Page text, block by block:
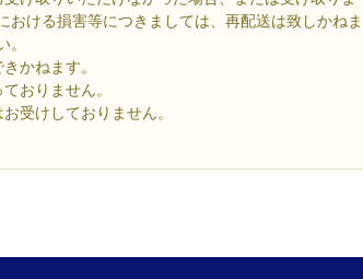
おける損害等につきましては、再配送は致しかねま
。
かねます。
おりません。
受けしておりません。